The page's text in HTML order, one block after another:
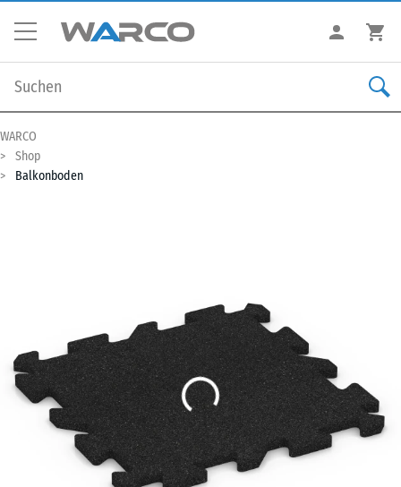
WARCO
Shop
Balkonboden